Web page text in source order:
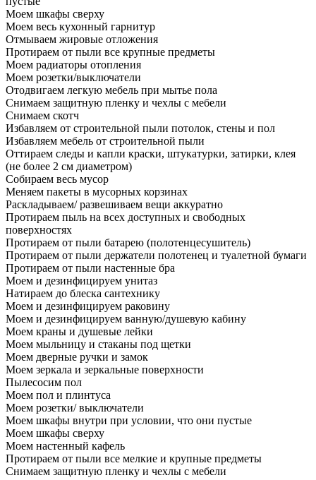
Моем шкафы сверху
Моем весь кухонный гарнитур
Отмываем жировые отложения
Протираем от пыли все крупные предметы
Моем радиаторы отопления
Моем розетки/выключатели
Отодвигаем легкую мебель при мытье пола
Снимаем защитную пленку и чехлы с мебели
Снимаем скотч
Избавляем от строительной пыли потолок, стены и пол
Избавляем мебель от строительной пыли
Оттираем следы и капли краски, штукатурки, затирки, клея
(не более 2 см диаметром)
Собираем весь мусор
Меняем пакеты в мусорных корзинах
Раскладываем/ развешиваем вещи аккуратно
Протираем пыль на всех доступных и свободных
поверхностях
Протираем от пыли батарею (полотенцесушитель)
Протираем от пыли держатели полотенец и туалетной бумаги
Протираем от пыли настенные бра
Моем и дезинфицируем унитаз
Натираем до блеска сантехнику
Моем и дезинфицируем раковину
Моем и дезинфицируем ванную/душевую кабину
Моем краны и душевые лейки
Моем мыльницу и стаканы под щетки
Моем дверные ручки и замок
Моем зеркала и зеркальные поверхности
Пылесосим пол
Моем пол и плинтуса
Моем розетки/ выключатели
Моем шкафы внутри при условии, что они пустые
Моем шкафы сверху
Моем настенный кафель
Протираем от пыли все мелкие и крупные предметы
Снимаем защитную пленку и чехлы с мебели